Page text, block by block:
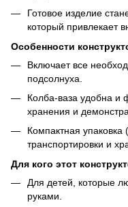
Готовое изделие
который привлекает
Особенности
Включает все
подсолнуха.
Колба-ваза удобна и
хранения и
Компактная
транспортировки и
Для кого этот
Для детей, которые
руками.